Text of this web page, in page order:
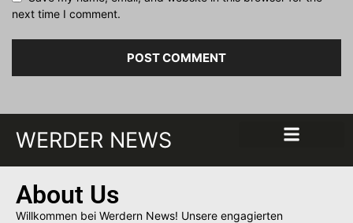
next time I comment.
WERDER NEWS
About Us
Willkommen bei Werdern News! Unsere engagierten